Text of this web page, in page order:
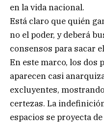
en la vida nacional.
Está claro que quién
no el poder, y deberá
consensos para sacar
En este marco, los dos
aparecen casi
excluyentes,
certezas. La
espacios se proyecta